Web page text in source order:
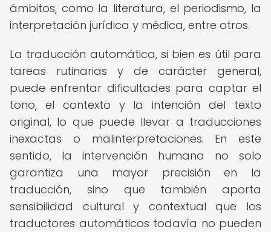
ámbitos, como la literatura, el periodismo, la
interpretación jurídica y médica, entre otros.
La traducción automática, si bien es útil para
tareas rutinarias y de carácter general,
puede enfrentar dificultades para captar el
tono, el contexto y la intención del texto
original, lo que puede llevar a traducciones
inexactas o malinterpretaciones. En este
sentido, la intervención humana no solo
garantiza una mayor precisión en la
traducción, sino que también aporta
sensibilidad cultural y contextual que los
traductores automáticos todavía no pueden